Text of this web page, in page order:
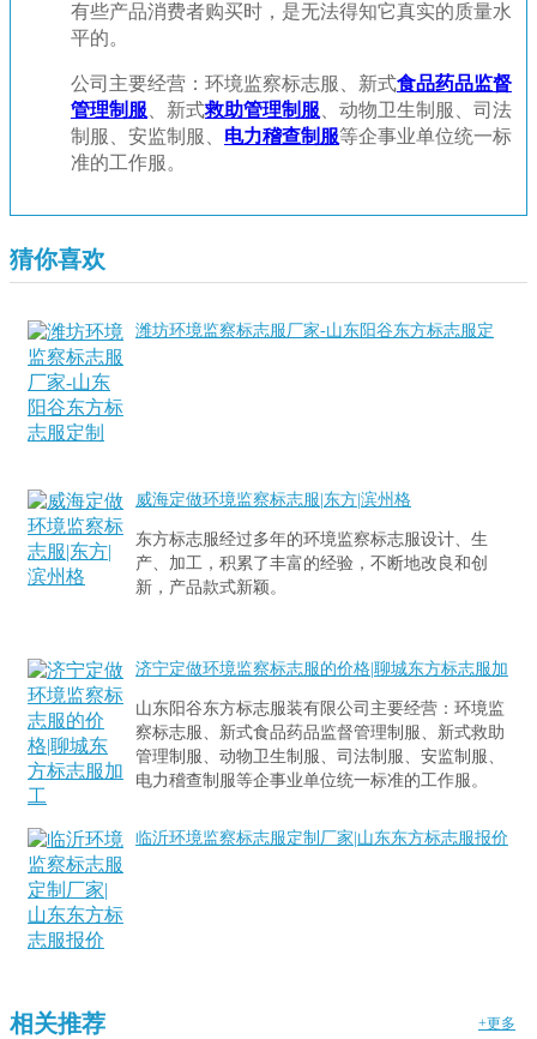
有些产品消费者购买时，是无法得知它真实的质量水
平的。
公司主要经营：环境监察标志服、新式食品药品监督
管理制服 、新式救助管理制服 、动物卫生制服、司法
制服、安监制服、 电力稽查制服等企事业单位统一标
准的工作服。
猜你喜欢
潍坊环境监察标志服厂家-山东阳谷东方标志服定
威海定做环境监察标志服|东方|滨州格
东方标志服经过多年的环境监察标志服设计、生
产、加工，积累了丰富的经验，不断地改良和创
新，产品款式新颖。
济宁定做环境监察标志服的价格|聊城东方标志服加
山东阳谷东方标志服装有限公司主要经营：环境监
察标志服、新式食品药品监督管理制服、新式救助
管理制服、动物卫生制服、司法制服、安监制服、
电力稽查制服等企事业单位统一标准的工作服。
临沂环境监察标志服定制厂家|山东东方标志服报价
相关推荐 +更多